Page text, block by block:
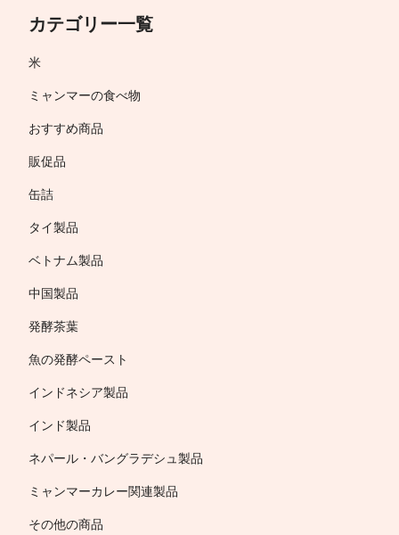
カテゴリー一覧
米
ミャンマーの食べ物
おすすめ商品
販促品
缶詰
タイ製品
ベトナム製品
中国製品
発酵茶葉
魚の発酵ペースト
インドネシア製品
インド製品
ネパール・バングラデシュ製品
ミャンマーカレー関連製品
その他の商品